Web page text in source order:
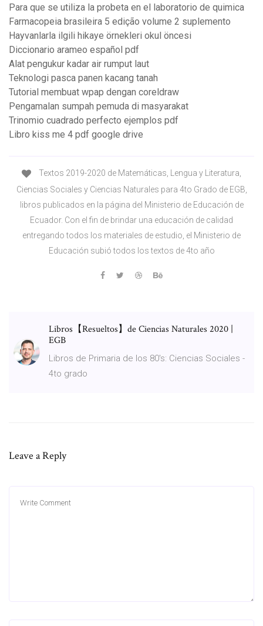
Para que se utiliza la probeta en el laboratorio de quimica
Farmacopeia brasileira 5 edição volume 2 suplemento
Hayvanlarla ilgili hikaye örnekleri okul öncesi
Diccionario arameo español pdf
Alat pengukur kadar air rumput laut
Teknologi pasca panen kacang tanah
Tutorial membuat wpap dengan coreldraw
Pengamalan sumpah pemuda di masyarakat
Trinomio cuadrado perfecto ejemplos pdf
Libro kiss me 4 pdf google drive
Textos 2019-2020 de Matemáticas, Lengua y Literatura,
Ciencias Sociales y Ciencias Naturales para 4to Grado de EGB,
libros publicados en la página del Ministerio de Educación de
Ecuador. Con el fin de brindar una educación de calidad
entregando todos los materiales de estudio, el Ministerio de
Educación subió todos los textos de 4to año
Libros【Resueltos】de Ciencias Naturales 2020 |
EGB
Libros de Primaria de los 80's: Ciencias Sociales -
4to grado
Leave a Reply